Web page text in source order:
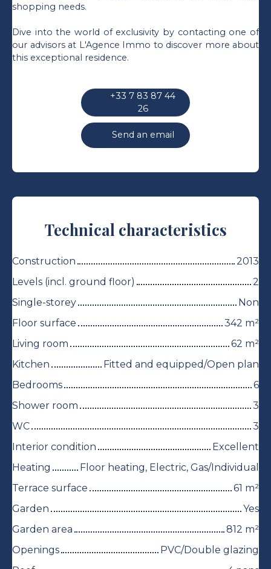
shopping needs.
Dive into the world of exclusivity by contacting one of
our advisors at L'Agence Immo to discover more about
this exceptional residence.
+33 7 83 87 44
26
Send an email
Technical characteristics
Construction
2013
Levels (incl. ground floor)
2
Single-storey
Non
Floor surface
342 m²
Living room
62 m²
Kitchen
Fitted and equipped/Open plan
Bedrooms
6
Shower room
3
WC
3
Interior condition
Excellent
Heating
Floor heating, Electric, Gas/Individual
Terrace surface
61 m²
Garden
Yes
Garden area
812 m²
Openings
PVC/Double glazing